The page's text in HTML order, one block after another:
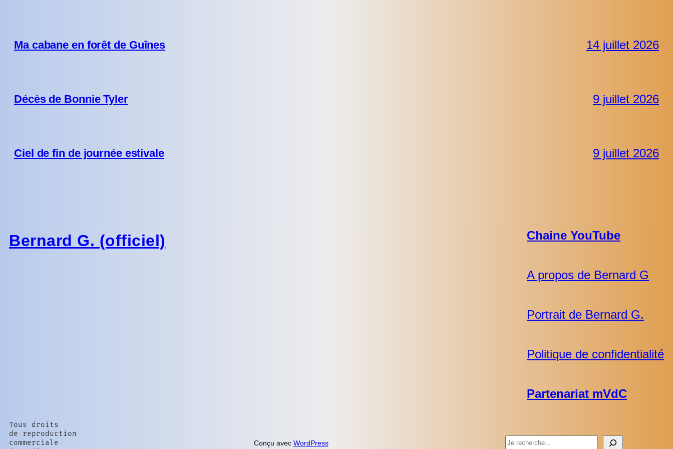
Ma cabane en forêt de Guînes 14 juillet 2026
Décès de Bonnie Tyler 9 juillet 2026
Ciel de fin de journée estivale 9 juillet 2026
Bernard G. (officiel) Chaine YouTube
A propos de Bernard G
Portrait de Bernard G.
Politique de confidentialité
Partenariat mVdC
Tous droits
de reproduction
commerciale
Conçu avec WordPress Rechercher